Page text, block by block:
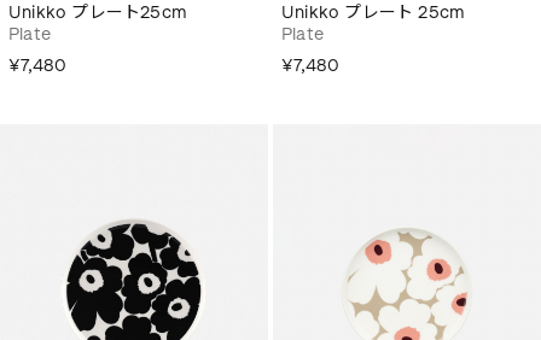
Unikko プレート25cm
Plate
¥7,480
Unikko プレート 25cm
Plate
¥7,480